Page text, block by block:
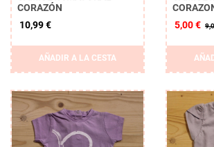
CORAZÓN
10,99 €
AÑADIR A LA CESTA
5,00 €